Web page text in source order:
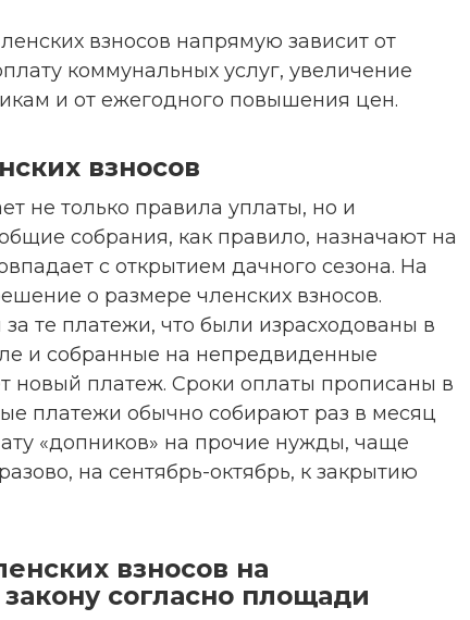
взносов напрямую зависит от
коммунальных услуг, увеличение
и от ежегодного повышения цен.
взносов
не только правила уплаты, но и
собрания, как правило, назначают на
с открытием дачного сезона. На
о размере членских взносов.
те платежи, что были израсходованы в
и собранные на непредвиденные
новый платеж. Сроки оплаты прописаны в
платежи обычно собирают раз в месяц
«допников» на прочие нужды, чаще
на сентябрь-октябрь, к закрытию
взносов на
согласно площади